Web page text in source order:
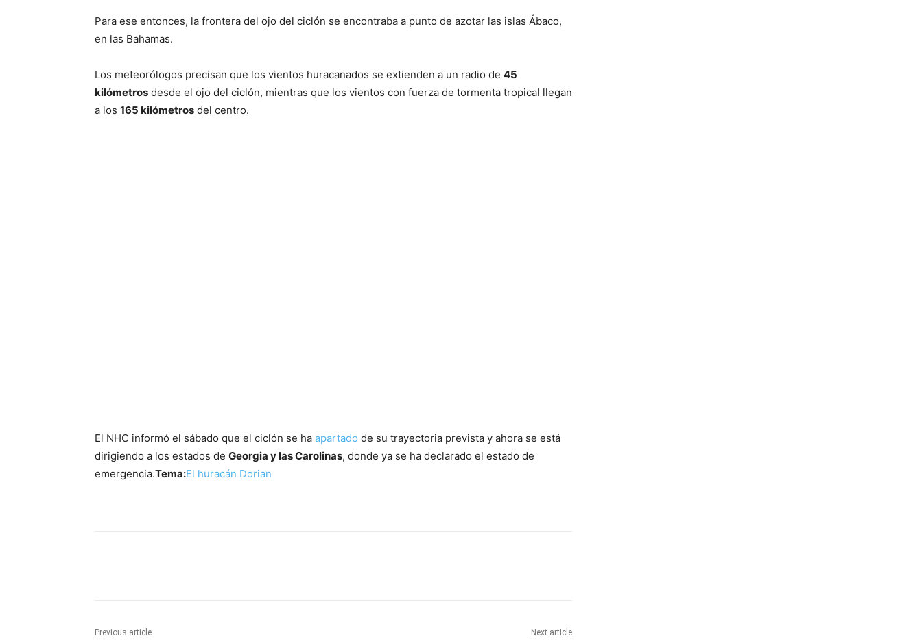
Para ese entonces, la frontera del ojo del ciclón se encontraba a punto de azotar las islas Ábaco,
en las Bahamas.
Los meteorólogos precisan que los vientos huracanados se extienden a un radio de 45
kilómetros desde el ojo del ciclón, mientras que los vientos con fuerza de tormenta tropical llegan
a los 165 kilómetros del centro.
El NHC informó el sábado que el ciclón se ha apartado de su trayectoria prevista y ahora se está
dirigiendo a los estados de Georgia y las Carolinas, donde ya se ha declarado el estado de
emergencia.Tema:El huracán Dorian
Previous article Next article